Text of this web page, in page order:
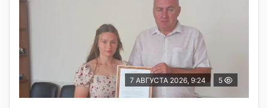
7 АВГУСТА 2026, 9:24 5